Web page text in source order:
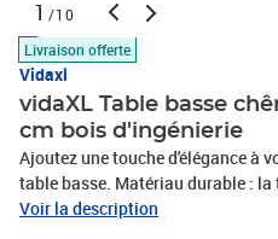
1 /10
Livraison offerte
Vidaxl
vidaXL Table basse
cm bois d'ingénierie
Ajoutez une touche d'élégance à
table basse. Matériau durable :
bois d'ingénierie. Le bois
Voir la description